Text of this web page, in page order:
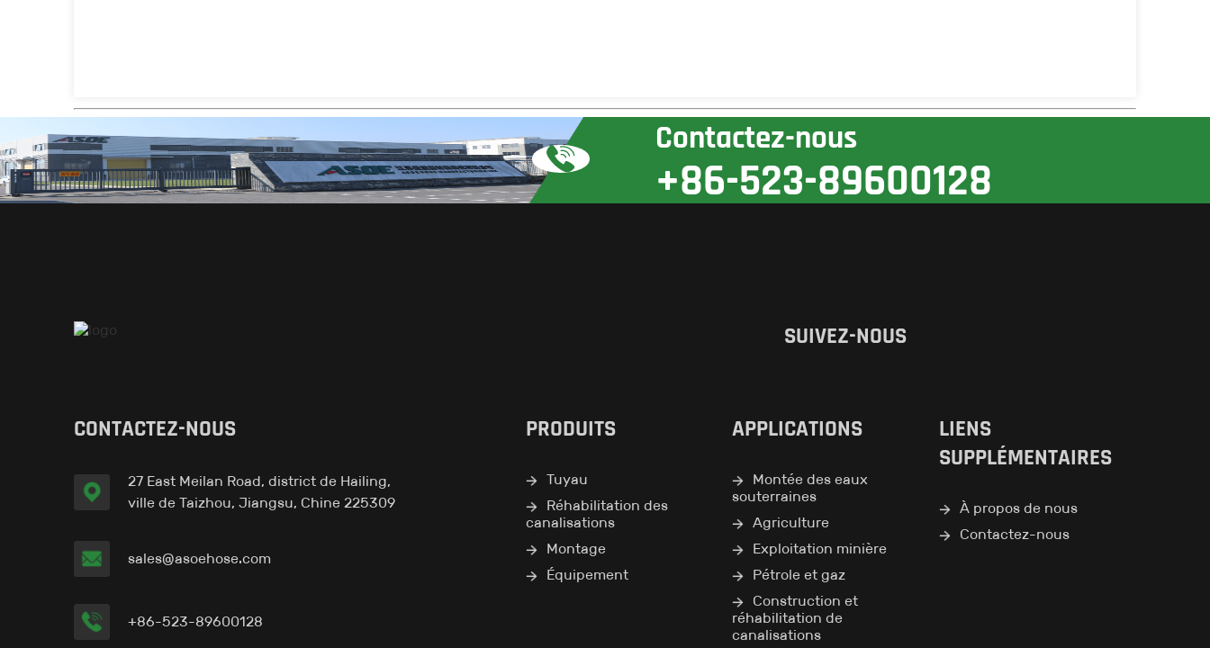
Contactez-nous
+86-523-89600128
SUIVEZ-NOUS
CONTACTEZ-NOUS
27 East Meilan Road, district de Hailing,
ville de Taizhou, Jiangsu, Chine 225309
sales@asoehose.com
+86-523-89600128
PRODUITS
Tuyau
Réhabilitation des
canalisations
Montage
Équipement
APPLICATIONS
Montée des eaux
souterraines
Agriculture
Exploitation minière
Pétrole et gaz
Construction et
réhabilitation de
canalisations
LIENS
SUPPLÉMENTAIRES
À propos de nous
Contactez-nous